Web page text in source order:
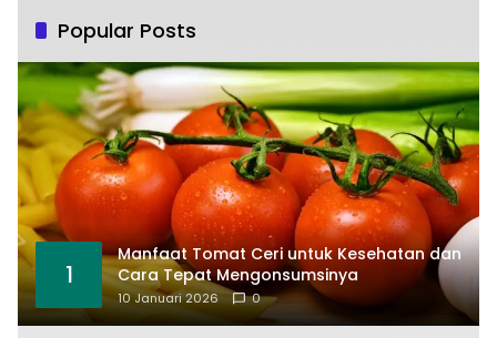
Popular Posts
1
Manfaat Tomat Ceri untuk Kesehatan dan
Cara Tepat Mengonsumsinya
10 Januari 2026 0